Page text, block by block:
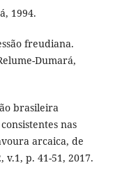
1994.
freudiana.
Dumará,
brasileira
nas
arcaica, de
p. 41-51, 2017.